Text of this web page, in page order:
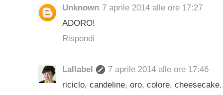
Unknown 7 aprile 2014 alle ore 17:27
ADORO!
Rispondi
Lallabel
7 aprile 2014 alle ore 17:46
riciclo, candeline, oro, colore,